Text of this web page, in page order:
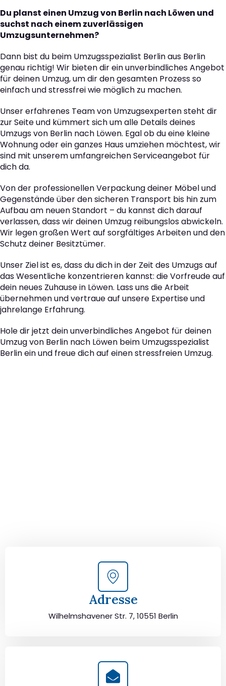
Du planst einen Umzug von Berlin nach Löwen und
suchst nach einem zuverlässigen
Umzugsunternehmen?
Dann bist du beim Umzugsspezialist Berlin aus Berlin
genau richtig! Wir bieten dir ein unverbindliches Angebot
für deinen Umzug, um dir den gesamten Prozess so
einfach und stressfrei wie möglich zu machen.
Unser erfahrenes Team von Umzugsexperten steht dir
zur Seite und kümmert sich um alle Details deines
Umzugs von Berlin nach Löwen. Egal ob du eine kleine
Wohnung oder ein ganzes Haus umziehen möchtest, wir
sind mit unserem umfangreichen Serviceangebot für
dich da.
Von der professionellen Verpackung deiner Möbel und
Gegenstände über den sicheren Transport bis hin zum
Aufbau am neuen Standort – du kannst dich darauf
verlassen, dass wir deinen Umzug reibungslos abwickeln.
Wir legen großen Wert auf sorgfältiges Arbeiten und den
Schutz deiner Besitztümer.
Unser Ziel ist es, dass du dich in der Zeit des Umzugs auf
das Wesentliche konzentrieren kannst: die Vorfreude auf
dein neues Zuhause in Löwen. Lass uns die Arbeit
übernehmen und vertraue auf unsere Expertise und
jahrelange Erfahrung.
Hole dir jetzt dein unverbindliches Angebot für deinen
Umzug von Berlin nach Löwen beim Umzugsspezialist
Berlin ein und freue dich auf einen stressfreien Umzug.
Adresse
Wilhelmshavener Str. 7, 10551 Berlin